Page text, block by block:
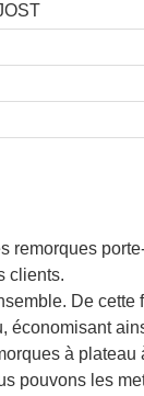
clients.
De
à plateau
pouvons les